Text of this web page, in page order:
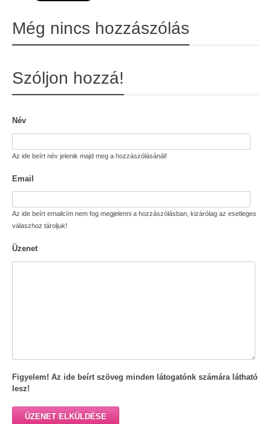
Még nincs hozzászólás
Szóljon hozzá!
Név
Az ide beírt név jelenik majd meg a hozzászólásánál!
Email
Az ide beírt emailcím nem fog megjelenni a hozzászólásban, kizárólag az esetleges
válaszhoz tároljuk!
Üzenet
Figyelem! Az ide beírt szöveg minden látogatónk számára látható
lesz!
ÜZENET ELKÜLDÉSE